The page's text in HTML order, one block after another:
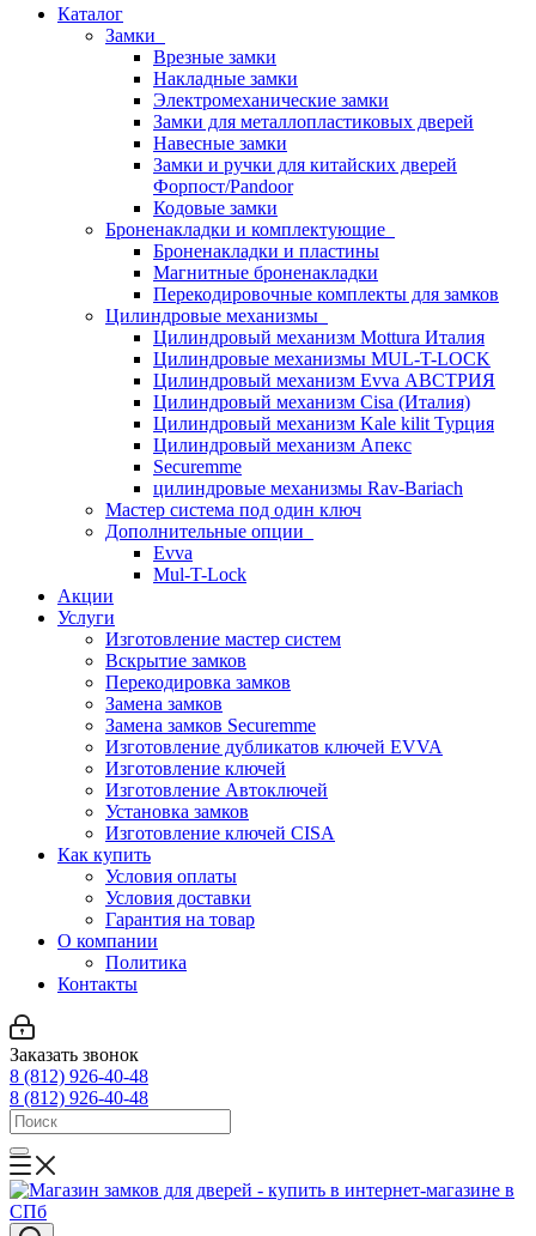
Каталог
Замки
Врезные замки
Накладные замки
Электромеханические замки
Замки для металлопластиковых дверей
Навесные замки
Замки и ручки для китайских дверей
Форпост/Раndoor
Кодовые замки
Броненакладки и комплектующие
Броненакладки и пластины
Магнитные броненакладки
Перекодировочные комплекты для замков
Цилиндровые механизмы
Цилиндровый механизм Mottura Италия
Цилиндровые механизмы MUL-T-LOCK
Цилиндровый механизм Evva АВСТРИЯ
Цилиндровый механизм Cisa (Италия)
Цилиндровый механизм Kale kilit Турция
Цилиндровый механизм Апекс
Securemme
цилиндровые механизмы Rav-Bariach
Мастер система под один ключ
Дополнительные опции
Evva
Mul-T-Lock
Акции
Услуги
Изготовление мастер систем
Вскрытие замков
Перекодировка замков
Замена замков
Замена замков Securemme
Изготовление дубликатов ключей EVVA
Изготовление ключей
Изготовление Автоключей
Установка замков
Изготовление ключей CISA
Как купить
Условия оплаты
Условия доставки
Гарантия на товар
О компании
Политика
Контакты
Заказать звонок
8 (812) 926-40-48
8 (812) 926-40-48